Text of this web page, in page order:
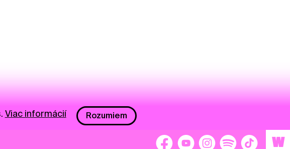
W
Viac informácií Rozumiem